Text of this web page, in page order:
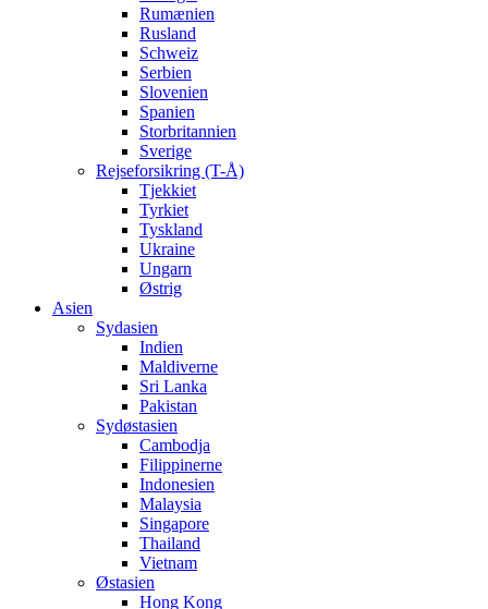
Rumænien
Rusland
Schweiz
Serbien
Slovenien
Spanien
Storbritannien
Sverige
Rejseforsikring (T-Å)
Tjekkiet
Tyrkiet
Tyskland
Ukraine
Ungarn
Østrig
Asien
Sydasien
Indien
Maldiverne
Sri Lanka
Pakistan
Sydøstasien
Cambodja
Filippinerne
Indonesien
Malaysia
Singapore
Thailand
Vietnam
Østasien
Hong Kong